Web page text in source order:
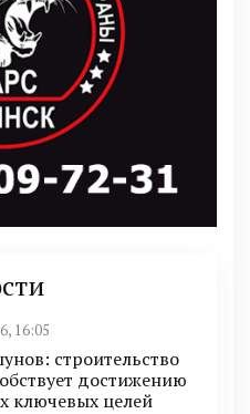
16:05
строительство
достижению
ключевых целей